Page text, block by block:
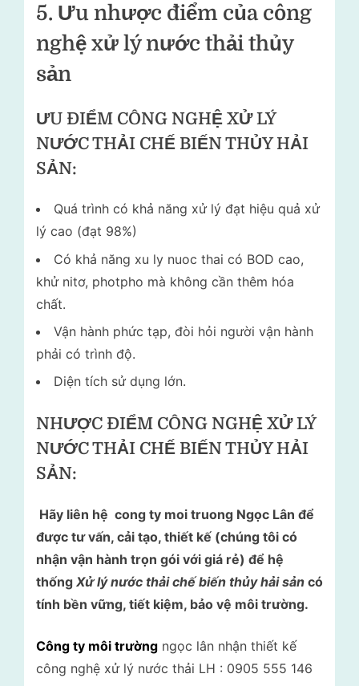
5. Ưu nhược điểm của công
nghệ xử lý nước thải thủy
sản
ƯU ĐIỂM CÔNG NGHỆ XỬ LÝ
NƯỚC THẢI CHẾ BIẾN THỦY HẢI
SẢN:
Quá trình có khả năng xử lý đạt hiệu quả xử
lý cao (đạt 98%)
Có khả năng xu ly nuoc thai có BOD cao,
khử nitơ, photpho mà không cần thêm hóa
chất.
Vận hành phức tạp, đòi hỏi người vận hành
phải có trình độ.
Diện tích sử dụng lớn.
NHƯỢC ĐIỂM CÔNG NGHỆ XỬ LÝ
NƯỚC THẢI CHẾ BIẾN THỦY HẢI
SẢN:
Hãy liên hệ cong ty moi truong Ngọc Lân để
được tư vấn, cải tạo, thiết kế (chúng tôi có
nhận vận hành trọn gói với giá rẻ) để hệ
thống Xử lý nước thải chế biến thủy hải sản có
tính bền vững, tiết kiệm, bảo vệ môi trường.
Công ty môi trường ngọc lân nhận thiết kế
công nghệ xử lý nước thải LH : 0905 555 146